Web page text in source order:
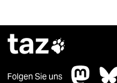
taz
Folgen Sie uns